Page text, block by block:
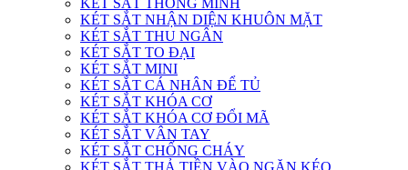
KÉT SẮT THÔNG MINH
KÉT SẮT NHẬN DIỆN KHUÔN MẶT
KÉT SẮT THU NGÂN
KÉT SẮT TO ĐẠI
KÉT SẮT MINI
KÉT SẮT CÁ NHÂN ĐỂ TỦ
KÉT SẮT KHÓA CƠ
KÉT SẮT KHÓA CƠ ĐỔI MÃ
KÉT SẮT VÂN TAY
KÉT SẮT CHỐNG CHÁY
KÉT SẮT THẢ TIỀN VÀO NGĂN KÉO